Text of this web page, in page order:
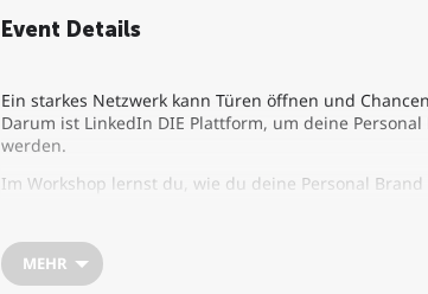
Event Details
Ein starkes Netzwerk kann Türen öffnen und
Darum ist LinkedIn DIE Plattform, um deine
werden.
Im Workshop lernst du, wie du deine Personal
– Du hast ein Fundament für deine persönliche
– Du bist klar in deiner Positionierung und hast Ziele
MEHR